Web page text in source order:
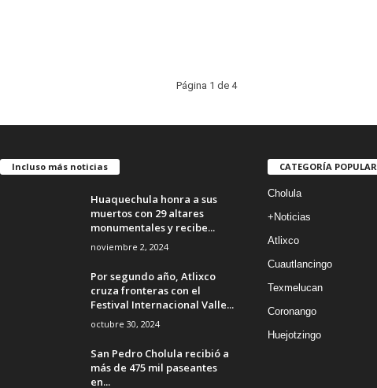
Página 1 de 4
Incluso más noticias
Huaquechula honra a sus
muertos con 29 altares
monumentales y recibe...
noviembre 2, 2024
Por segundo año, Atlixco
cruza fronteras con el
Festival Internacional Valle...
octubre 30, 2024
San Pedro Cholula recibió a
más de 475 mil paseantes
en...
CATEGORÍA POPULAR
Cholula
+Noticias
Atlixco
Cuautlancingo
Texmelucan
Coronango
Huejotzingo